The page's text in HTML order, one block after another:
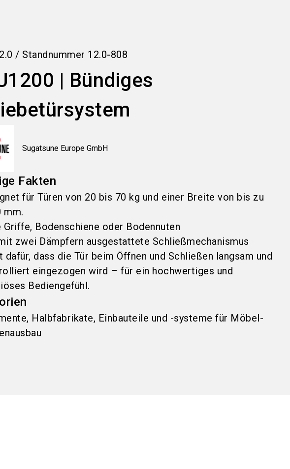
/ Standnummer 12.0-808
| Bündiges
Sugatsune Europe GmbH
Fakten
für Türen von 20 bis 70 kg und einer Breite von bis zu
mm.
Griffe, Bodenschiene oder Bodennuten
zwei Dämpfern ausgestattete Schließmechanismus
dafür, dass die Tür beim Öffnen und Schließen langsam und
eingezogen wird – für ein hochwertiges und
Bediengefühl.
Halbfabrikate, Einbauteile und -systeme für Möbel-